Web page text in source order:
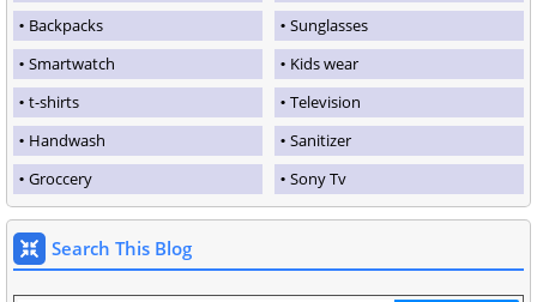
Backpacks
Sunglasses
Smartwatch
Kids wear
t-shirts
Television
Handwash
Sanitizer
Groccery
Sony Tv
Search This Blog